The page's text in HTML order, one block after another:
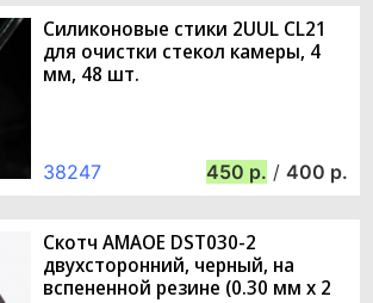
Силиконовые стики 2UUL CL21
для очистки стекол камеры, 4
мм, 48 шт.
38247 450 / 400
Скотч AMAOE DST030-2
двухсторонний, черный, на
вспененной резине (0.30 мм х 2